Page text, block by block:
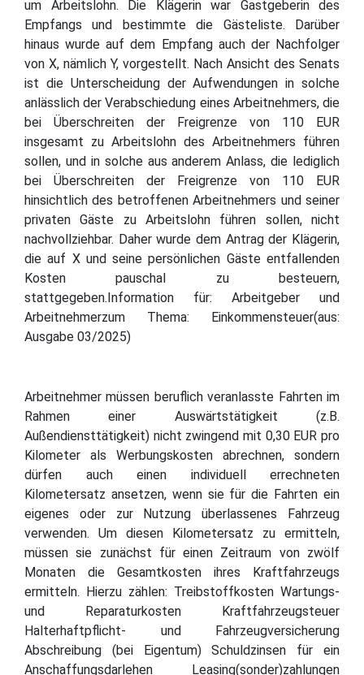
um Arbeitslohn. Die Klägerin war Gastgeberin des
Empfangs und bestimmte die Gästeliste. Darüber
hinaus wurde auf dem Empfang auch der Nachfolger
von X, nämlich Y, vorgestellt. Nach Ansicht des Senats
ist die Unterscheidung der Aufwendungen in solche
anlässlich der Verabschiedung eines Arbeitnehmers, die
bei Überschreiten der Freigrenze von 110 EUR
insgesamt zu Arbeitslohn des Arbeitnehmers führen
sollen, und in solche aus anderem Anlass, die lediglich
bei Überschreiten der Freigrenze von 110 EUR
hinsichtlich des betroffenen Arbeitnehmers und seiner
privaten Gäste zu Arbeitslohn führen sollen, nicht
nachvollziehbar. Daher wurde dem Antrag der Klägerin,
die auf X und seine persönlichen Gäste entfallenden
Kosten pauschal zu besteuern,
stattgegeben.Information für: Arbeitgeber und
Arbeitnehmerzum Thema: Einkommensteuer(aus:
Ausgabe 03/2025)
Arbeitnehmer müssen beruflich veranlasste Fahrten im
Rahmen einer Auswärtstätigkeit (z.B.
Außendiensttätigkeit) nicht zwingend mit 0,30 EUR pro
Kilometer als Werbungskosten abrechnen, sondern
dürfen auch einen individuell errechneten
Kilometersatz ansetzen, wenn sie für die Fahrten ein
eigenes oder zur Nutzung überlassenes Fahrzeug
verwenden. Um diesen Kilometersatz zu ermitteln,
müssen sie zunächst für einen Zeitraum von zwölf
Monaten die Gesamtkosten ihres Kraftfahrzeugs
ermitteln. Hierzu zählen: Treibstoffkosten Wartungs-
und Reparaturkosten Kraftfahrzeugsteuer
Halterhaftpflicht- und Fahrzeugversicherung
Abschreibung (bei Eigentum) Schuldzinsen für ein
Anschaffungsdarlehen Leasing(sonder)zahlungen